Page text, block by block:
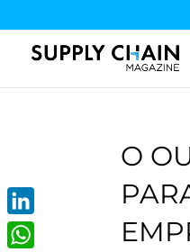
O
LinkedIn